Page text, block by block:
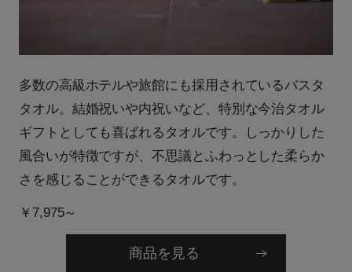
多数の高級ホテルや旅館にも採用されているバスタ
タオル。結婚祝いや内祝いなど、特別な今治タオル
ギフトとしても喜ばれるタオルです。しっかりした
風合いが特徴ですが、不思議とふわっとした柔らか
さを感じることができるタオルです。
￥7,975～
商品を見る